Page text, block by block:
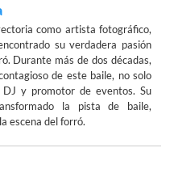
como artista fotográfico,
su verdadera pasión
Durante más de dos décadas,
de este baile, no solo
y promotor de eventos. Su
la pista de baile,
escena del forró.